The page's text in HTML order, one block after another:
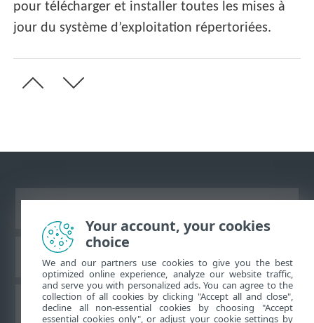
pour télécharger et installer toutes les mises à
jour du système d’exploitation répertoriées.
Base de connaissances ESET
Forum ESET
Your account, your cookies
choice
We and our partners use cookies to give you the best
optimized online experience, analyze our website traffic,
and serve you with personalized ads. You can agree to the
collection of all cookies by clicking "Accept all and close",
decline all non-essential cookies by choosing "Accept
essential cookies only", or adjust your cookie settings by